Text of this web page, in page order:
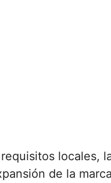
locales,
de la